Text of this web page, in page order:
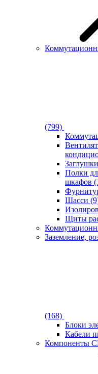
(799)
Заглушки
Полки
шкафов
Шасси
Щиты
Заземление,
(168)
Блоки
Кабели
Компоненты